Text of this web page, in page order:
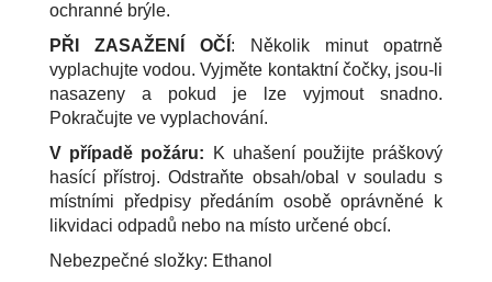
ochranné brýle.
PŘI ZASAŽENÍ OČÍ : Několik minut opatrně
vyplachujte vodou. Vyjměte kontaktní čočky, jsou-li
nasazeny a pokud je lze vyjmout snadno.
Pokračujte ve vyplachování.
V případě požáru: K uhašení použijte práškový
hasící přístroj. Odstraňte obsah/obal v souladu s
místními předpisy předáním osobě oprávněné k
likvidaci odpadů nebo na místo určené obcí.
Nebezpečné složky: Ethanol